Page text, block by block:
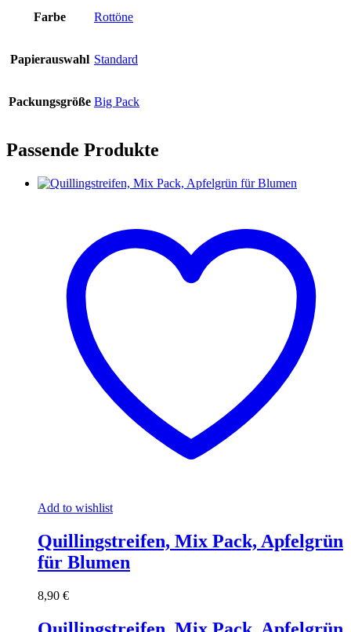
Farbe Rottöne
Papierauswahl Standard
Packungsgröße Big Pack
Passende Produkte
Add to wishlist
Quillingstreifen, Mix Pack, Apfelgrün
für Blumen
8,90 €